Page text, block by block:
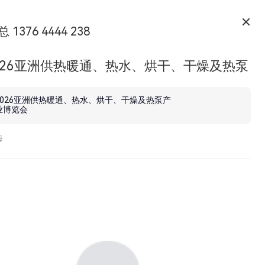
1376 4444 238
亚洲供热暖通、热水、烘干、干燥及热泵
亚洲供热暖通、热水、烘干、干燥及热泵产
博览会